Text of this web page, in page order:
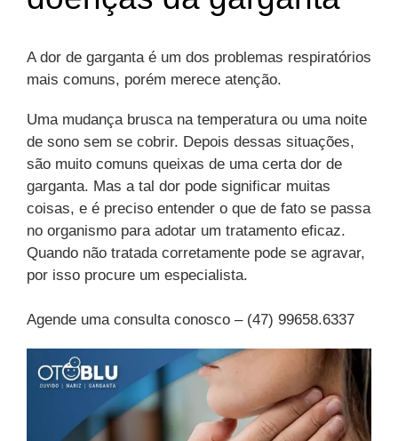
A dor de garganta é um dos problemas respiratórios
mais comuns, porém merece atenção.
Uma mudança brusca na temperatura ou uma noite
de sono sem se cobrir. Depois dessas situações,
são muito comuns queixas de uma certa dor de
garganta. Mas a tal dor pode significar muitas
coisas, e é preciso entender o que de fato se passa
no organismo para adotar um tratamento eficaz.
Quando não tratada corretamente pode se agravar,
por isso procure um especialista.
Agende uma consulta conosco – (47) 99658.6337